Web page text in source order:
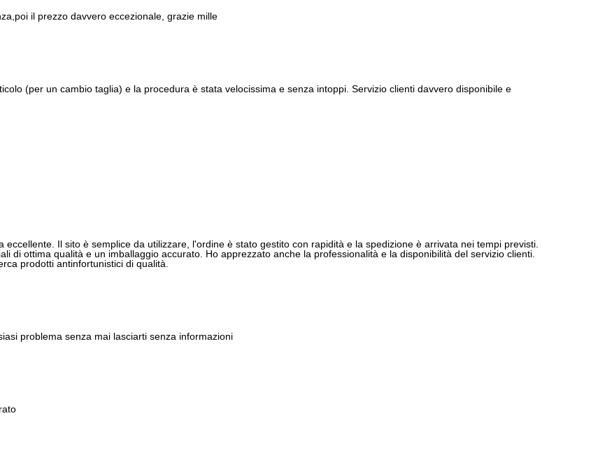
il prezzo davvero eccezionale, grazie mille
(per un cambio taglia) e la procedura è stata velocissima e senza intoppi. Servizio clienti davvero disponibile e
Il sito è semplice da utilizzare, l'ordine è stato gestito con rapidità e la spedizione è arrivata nei tempi previsti.
di ottima qualità e un imballaggio accurato. Ho apprezzato anche la professionalità e la disponibilità del servizio clienti.
prodotti antinfortunistici di qualità.
problema senza mai lasciarti senza informazioni